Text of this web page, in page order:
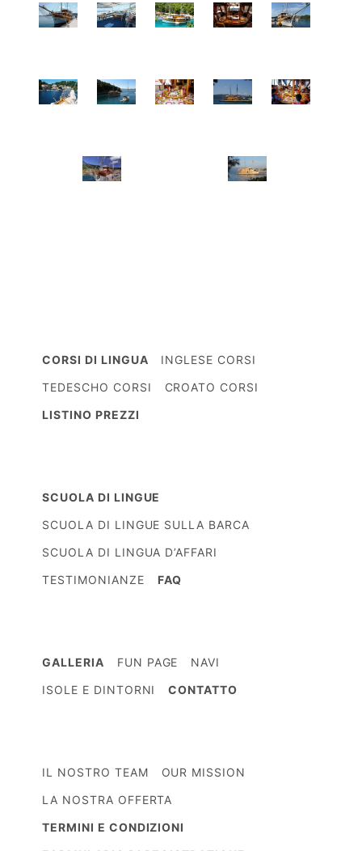
CORSI DI LINGUA
INGLESE CORSI
TEDESCHO CORSI
CROATO CORSI
LISTINO PREZZI
SCUOLA DI LINGUE
SCUOLA DI LINGUE SULLA BARCA
SCUOLA DI LINGUA D’AFFARI
TESTIMONIANZE
FAQ
GALLERIA FUN PAGE
NAVI
ISOLE E DINTORNI
CONTATTO
IL NOSTRO TEAM
OUR MISSION
LA NOSTRA OFFERTA
TERMINI E CONDIZIONI